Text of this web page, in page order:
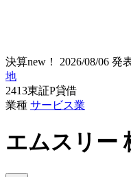
決算new！ 2026/08/06 発
地
2413東証P貸借
業種 サービス業
エムスリー